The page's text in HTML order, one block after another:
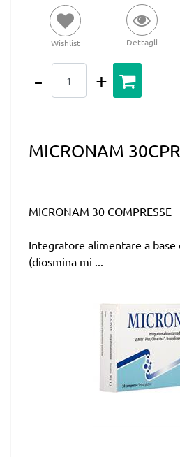
Wishlist Dettagli
MICRONAM 30CPR
MICRONAM 30 COMPRESSE
Integratore alimentare a base
(diosmina mi ...